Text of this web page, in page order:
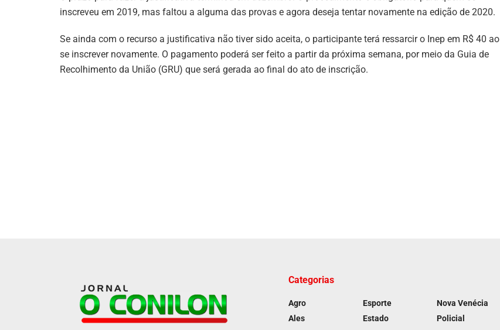
inscreveu em 2019, mas faltou a alguma das provas e agora deseja tentar novamente na edição de 2020.
Se ainda com o recurso a justificativa não tiver sido aceita, o participante terá ressarcir o Inep em R$ 40 ao
se inscrever novamente. O pagamento poderá ser feito a partir da próxima semana, por meio da Guia de
Recolhimento da União (GRU) que será gerada ao final do ato de inscrição.
Categorias
Agro
Ales
Esporte
Estado
Nova Venécia
Policial